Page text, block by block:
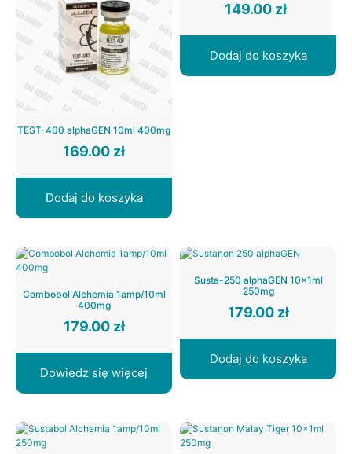
TEST-400 alphaGEN 10ml 400mg
169.00 zł
Dodaj do koszyka
149.00 zł
Dodaj do koszyka
Combobol Alchemia 1amp/10ml
400mg
179.00 zł
Dowiedz się więcej
Susta-250 alphaGEN 10x1ml
250mg
179.00 zł
Dodaj do koszyka